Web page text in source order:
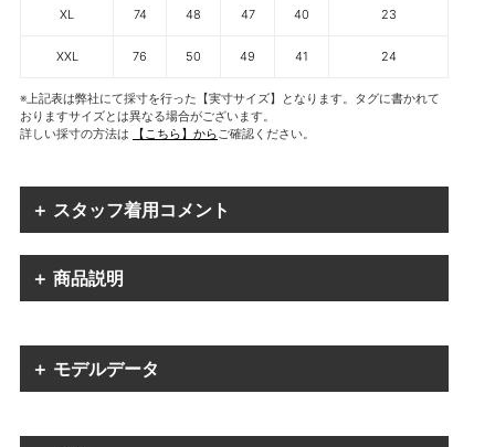
XL 74 48 47 40 23
XXL 76 50 49 41 24
※上記表は弊社にて採寸を行った【実寸サイズ】となります。タグに書かれて
おりますサイズとは異なる場合がございます。
詳しい採寸の方法は
【こちら】からご確認ください。
＋ スタッフ着用コメント
＋ 商品説明
＋ モデルデータ